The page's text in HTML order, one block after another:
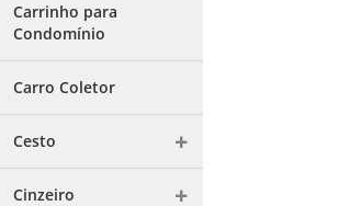
Carrinho para
Condomínio
Carro Coletor
Cesto
Cinzeiro